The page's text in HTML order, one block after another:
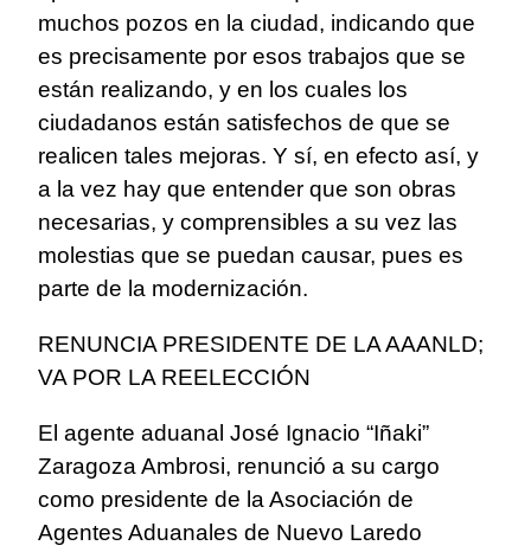
muchos pozos en la ciudad, indicando que
es precisamente por esos trabajos que se
están realizando, y en los cuales los
ciudadanos están satisfechos de que se
realicen tales mejoras. Y sí, en efecto así, y
a la vez hay que entender que son obras
necesarias, y comprensibles a su vez las
molestias que se puedan causar, pues es
parte de la modernización.
RENUNCIA PRESIDENTE DE LA AAANLD;
VA POR LA REELECCIÓN
El agente aduanal José Ignacio “Iñaki”
Zaragoza Ambrosi, renunció a su cargo
como presidente de la Asociación de
Agentes Aduanales de Nuevo Laredo